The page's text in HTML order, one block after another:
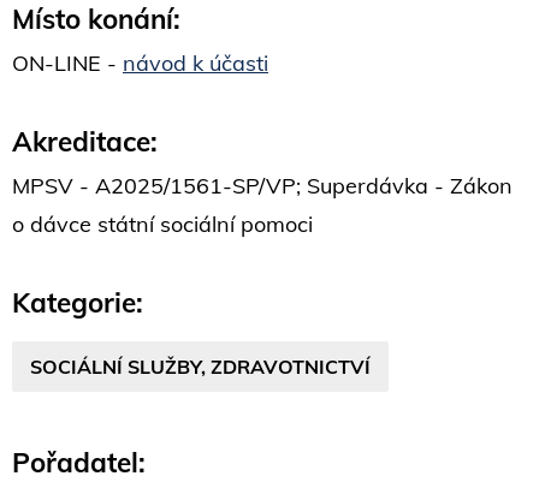
Místo konání:
ON-LINE - návod k účasti
Akreditace:
MPSV - A2025/1561-SP/VP; Superdávka - Zákon
o dávce státní sociální pomoci
Kategorie:
SOCIÁLNÍ SLUŽBY, ZDRAVOTNICTVÍ
Pořadatel: